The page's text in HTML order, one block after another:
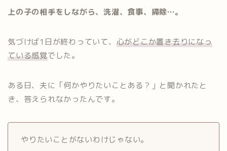
上の子の相手をしながら、洗濯、食事、掃除…。
気づけば1日が終わっていて、 心がどこか置き去りになっ
ている感覚でした。
ある日、夫に「何かやりたいことある？」と聞かれたと
き、答えられなかったんです。
やりたいことがないわけじゃない。